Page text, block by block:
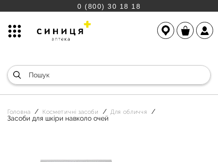
0 (800) 30 18 18
Головна Косметичні засоби Для обличчя
Засоби для шкіри навколо очей